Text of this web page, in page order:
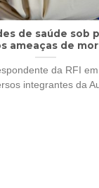
de saúde sob
ameaças de
da RFI
integrantes da